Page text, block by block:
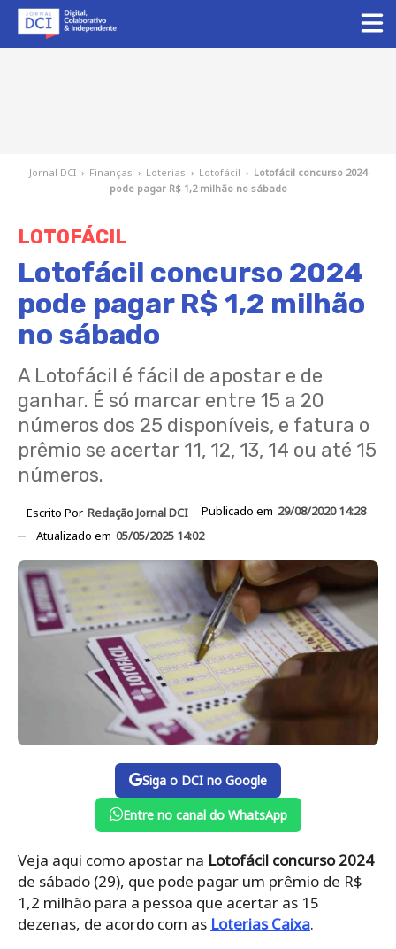
Jornal DCI › Finanças › Loterias › Lotofácil › Lotofácil concurso 2024
pode pagar R$ 1,2 milhão no sábado
LOTOFÁCIL
Lotofácil concurso 2024
pode pagar R$ 1,2 milhão
no sábado
A Lotofácil é fácil de apostar e de
ganhar. É só marcar entre 15 a 20
números dos 25 disponíveis, e fatura o
prêmio se acertar 11, 12, 13, 14 ou até 15
números.
Escrito Por Redação Jornal DCI Publicado em 29/08/2020 14:28
Atualizado em 05/05/2025 14:02
Siga o DCI no Google
Entre no canal do WhatsApp
Veja aqui como apostar na Lotofácil concurso 2024
de sábado (29), que pode pagar um prêmio de R$
1,2 milhão para a pessoa que acertar as 15
dezenas, de acordo com as Loterias Caixa.